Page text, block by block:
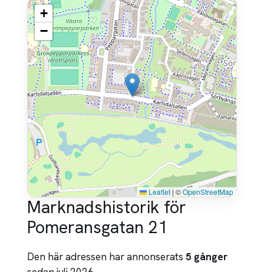
+
−
Leaflet|©OpenStreetMap
Marknadshistorik för
Pomeransgatan 21
Den här adressen har annonserats 5 gånger